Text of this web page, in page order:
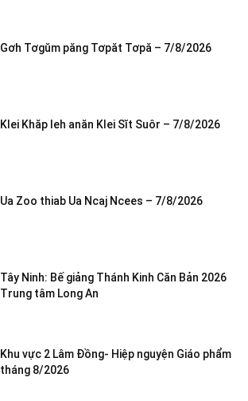
Gơh Tơgŭm păng Tơpăt Tơpă – 7/8/2026
Klei Khăp leh anăn Klei Sĭt Suôr – 7/8/2026
Ua Zoo thiab Ua Ncaj Ncees – 7/8/2026
Tây Ninh: Bế giảng Thánh Kinh Căn Bản 2026
Trung tâm Long An
Khu vực 2 Lâm Đồng- Hiệp nguyện Giáo phẩm
tháng 8/2026